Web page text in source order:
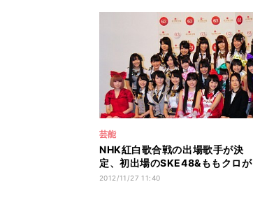
芸能
NHK紅白歌合戦の出場歌手が決
定、初出場のSKE48&ももクロが
共闘宣言
2012/11/27 11:40